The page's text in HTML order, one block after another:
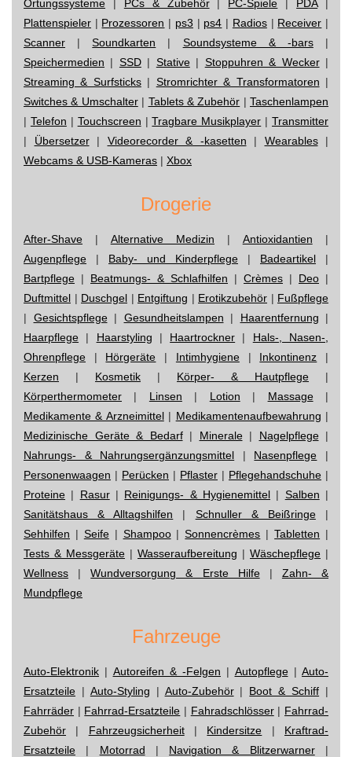
Ortungssysteme PCs & Zubehör| PC-Spiele PDA|
Plattenspieler | Prozessoren | ps3 | ps4 | Radios| Receiver |
Scanner |Soundkarten | Soundsysteme & -bars|
Speichermedien | SSD| Stative| Stoppuhren & Wecker|
Streaming & Surfsticks| Stromrichter & Transformatoren |
Switches & Umschalter| Tablets & Zubehör | Taschenlampen
| Telefon | Touchscreen |Tragbare Musikplayer | Transmitter
| Übersetzer| Videorecorder & -kasetten | Wearables|
Webcams & USB-Kameras | Xbox
Drogerie
After-Shave | Alternative Medizin | Antioxidantien |
Augenpflege | Baby- und Kinderpflege | Badeartikel |
Bartpflege | Beatmungs- & Schlafhilfen | Crèmes | Deo |
Duftmittel | Duschgel | Entgiftung | Erotikzubehör | Fußpflege
| Gesichtspflege| Gesundheitslampen | Haarentfernung |
Haarpflege | Haarstyling | Haartrockner | Hals-, Nasen-,
Ohrenpflege | Hörgeräte | Intimhygiene| Inkontinenz |
Kerzen | Kosmetik | Körper- & Hautpflege |
Körperthermometer | Linsen | Lotion | Massage|
Medikamente & Arzneimittel| Medikamentenaufbewahrung |
Medizinische Geräte & Bedarf| Minerale| Nagelpflege|
Nahrungs- & Nahrungsergänzungsmittel | Nasenpflege |
Personenwaagen | Perücken | Pflaster | Pflegehandschuhe |
Proteine | Rasur| Reinigungs- & Hygienemittel | Salben |
Sanitätshaus & Alltagshilfen | Schnuller & Beißringe|
Sehhilfen | Seife| Shampoo|Sonnencrèmes |Tabletten |
Tests & Messgeräte | Wasseraufbereitung | Wäschepflege |
Wellness |Wundversorgung & Erste Hilfe| Zahn- &
Mundpflege
Fahrzeuge
Auto-Elektronik | Autoreifen & -Felgen | Autopflege| Auto-
Ersatzteile | Auto-Styling | Auto-Zubehör| Boot & Schiff |
Fahrräder | Fahrrad-Ersatzteile | Fahradschlösser| Fahrrad-
Zubehör | Fahrzeugsicherheit| Kindersitze | Kraftrad-
Ersatzteile | Motorrad | Navigation & Blitzerwarner|